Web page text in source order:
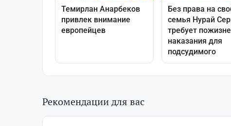
Рекомендации для вас